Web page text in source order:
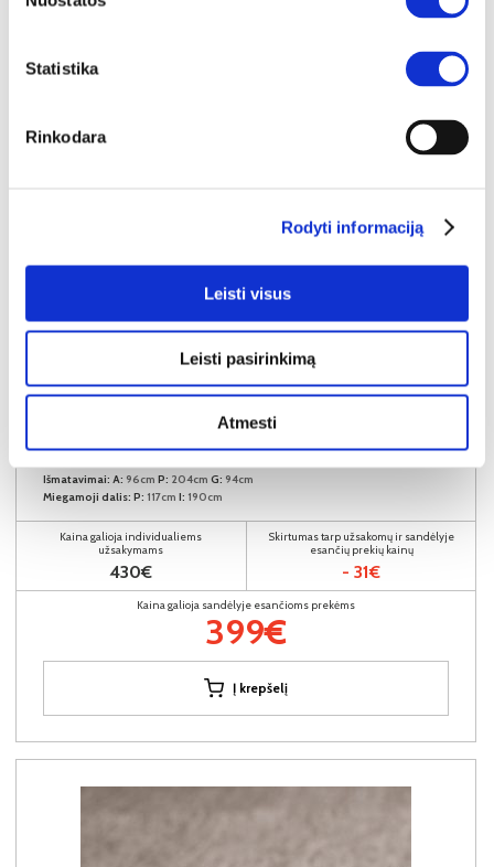
Statistika
Rinkodara
Rodyti informaciją
Leisti visus
Leisti pasirinkimą
Atmesti
MILO (III gr.) sofa-lova (Triumph-05)
Išmatavimai: A: 96cm P: 204cm G: 94cm
Miegamoji dalis: P: 117cm I: 190cm
Kaina galioja individualiems
užsakymams
430€
Skirtumas tarp užsakomų ir sandėlyje
esančių prekių kainų
- 31€
Kaina galioja sandėlyje esančioms prekėms
399€
Į krepšelį